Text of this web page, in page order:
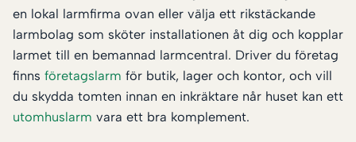
en lokal larmfirma ovan eller välja ett rikstäckande
larmbolag som sköter installationen åt dig och kopplar
larmet till en bemannad larmcentral. Driver du företag
finns företagslarm för butik, lager och kontor, och vill
du skydda tomten innan en inkräktare når huset kan ett
utomhuslarm vara ett bra komplement.